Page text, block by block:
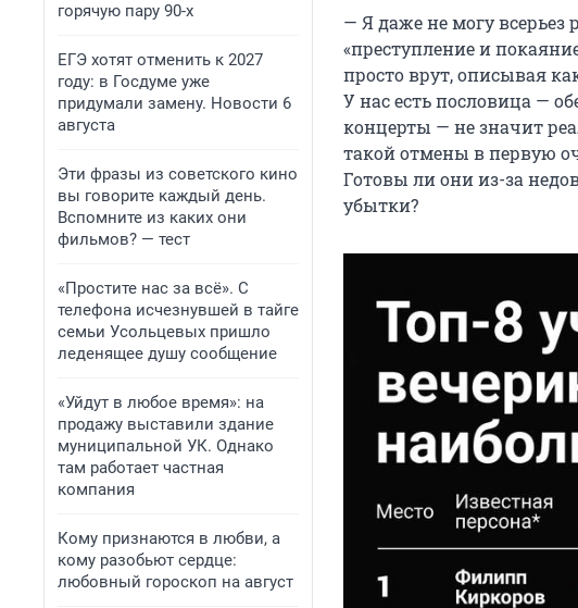
горячую пару 90-х
ЕГЭ хотят отменить к 2027
году: в Госдуме уже
придумали замену. Новости 6
августа
Эти фразы из советского кино
вы говорите каждый день.
Вспомните из каких они
фильмов? — тест
«Простите нас за всё». С
телефона исчезнувшей в тайге
семьи Усольцевых пришло
леденящее душу сообщение
«Уйдут в любое время»: на
продажу выставили здание
муниципальной УК. Однако
там работает частная
компания
Кому признаются в любви, а
кому разобьют сердце:
любовный гороскоп на август
— Я даже не могу всерьез
«преступление и
просто врут, описывая
У нас есть пословица —
концерты — не значит
такой отмены в первую
Готовы ли они из-за
убытки?